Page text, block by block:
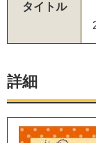
タイトル
詳細